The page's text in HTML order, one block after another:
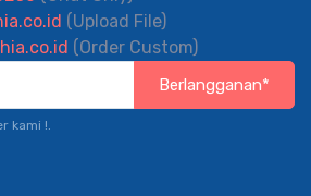
(Chat Only)
(Upload File)
(Order Custom)